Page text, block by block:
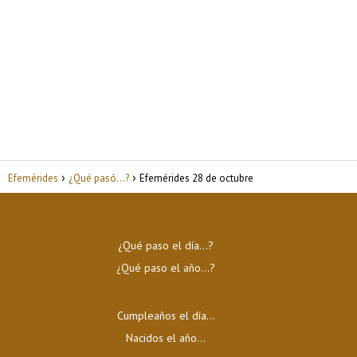
Efemérides ¿Qué pasó...? Efemérides 28 de octubre
¿Qué paso el día…?
¿Qué paso el año…?
Cumpleaños el día…
Nacidos el año…